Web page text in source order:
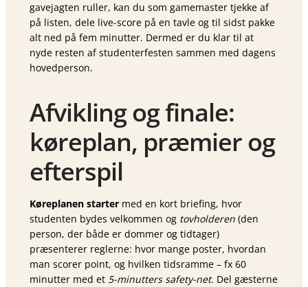
gavejagten ruller, kan du som gamemaster tjekke af
på listen, dele live-score på en tavle og til sidst pakke
alt ned på fem minutter. Dermed er du klar til at
nyde resten af studenterfesten sammen med dagens
hovedperson.
Afvikling og finale:
køreplan, præmier og
efterspil
Køreplanen starter med en kort briefing, hvor
studenten bydes velkommen og tovholderen (den
person, der både er dommer og tidtager)
præsenterer reglerne: hvor mange poster, hvordan
man scorer point, og hvilken tidsramme – fx 60
minutter med et 5-minutters safety-net. Del gæsterne